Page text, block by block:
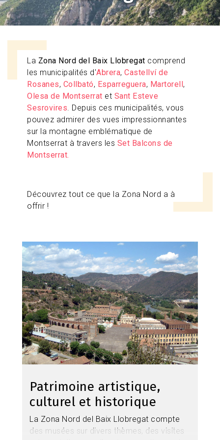
La Zona Nord del Baix Llobregat comprend
les municipalités d'Abrera, Castellví de
Rosanes, Collbató, Esparreguera, Martorell,
Olesa de Montserrat et Sant Esteve
Sesrovires. Depuis ces municipalités, vous
pouvez admirer des vues impressionnantes
sur la montagne emblématique de
Montserrat à travers les Set Balcons de
Montserrat.
Découvrez tout ce que la Zona Nord a à
offrir !
Image
Patrimoine artistique,
culturel et historique
La Zona Nord del Baix Llobregat compte
des musées sur divers thèmes, des visites